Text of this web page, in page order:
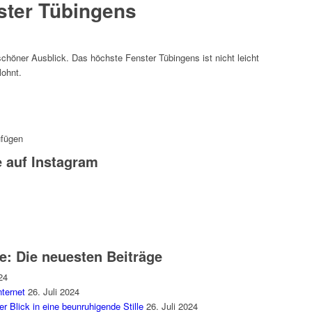
Tübingens
Ausblick. Das höchste Fenster Tübingens ist nicht leicht
auf Instagram
Die neuesten Beiträge
26. Juli 2024
Blick in eine beunruhigende Stille 26. Juli 2024